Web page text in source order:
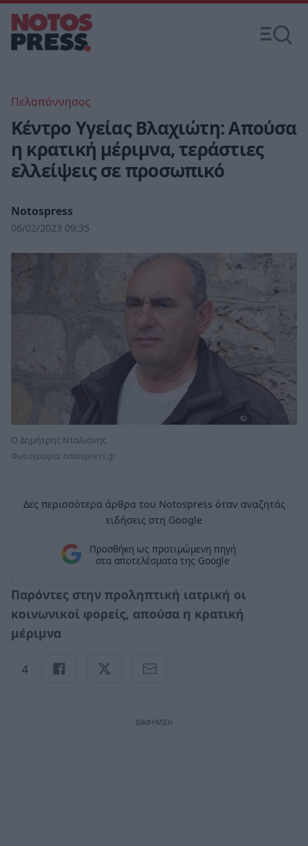
Πελοπόννησος
Κέντρο Υγείας Βλαχιώτη: Απούσα
η κρατική μέριμνα, τεράστιες
ελλείψεις σε προσωπικό
Notospress
06/02/2023 09:35
O Δημήτρης Νταλιάνης
Φωτογραφία: notospress.gr
Δες περισσότερα άρθρα του Notospress όταν αναζητάς
ειδήσεις στη Google
Προσθήκη ως προτιμώμενη πηγή
στα αποτελέσματα της Google
Παρόντες στην προληπτική ιατρική οι
κοινωνικοί φορείς, απούσα η κρατική
μέριμνα
4